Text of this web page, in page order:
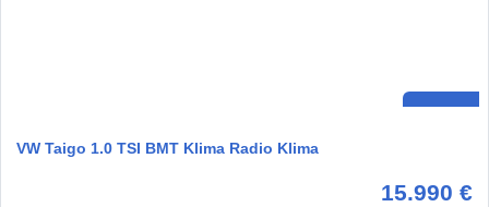
VW Taigo 1.0 TSI BMT Klima Radio Klima
15.990 €